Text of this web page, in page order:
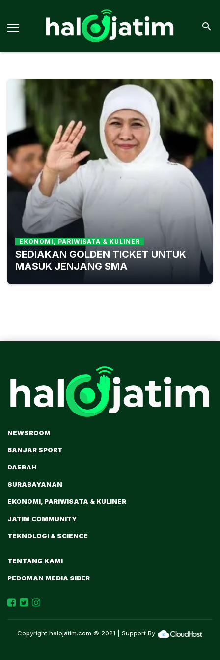
EKONOMI, PARIWISATA & KULINER
SEDIAKAN GOLDEN TICKET UNTUK
MASUK JENJANG SMA
NEWSROOM
BANJAR SPORT
DAERAH
SURABAYANAN
EKONOMI, PARIWISATA & KULINER
JATIM COMMUNITY
TEKNOLOGI & SCIENCE
TENTANG KAMI
PEDOMAN MEDIA SIBER
Copyright halojatim.com © 2021 | Support By